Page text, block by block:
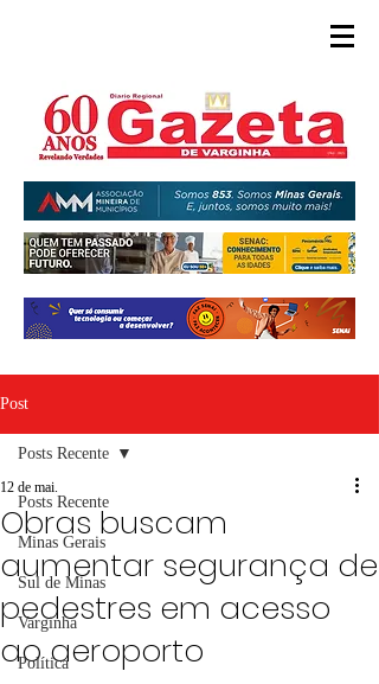
Post
Posts Recente
Minas Gerais
Sul de Minas
Varginha
Política
Posts Recente
Obras buscam
aumentar segurança de
pedestres em acesso
ao aeroporto
12 de mai.